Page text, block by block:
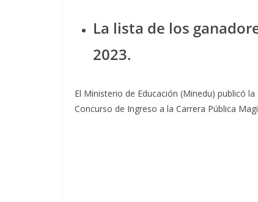
La lista de los
2023.
El Ministerio de Educación (Minedu) publicó
Concurso de Ingreso a la Carrera Pública